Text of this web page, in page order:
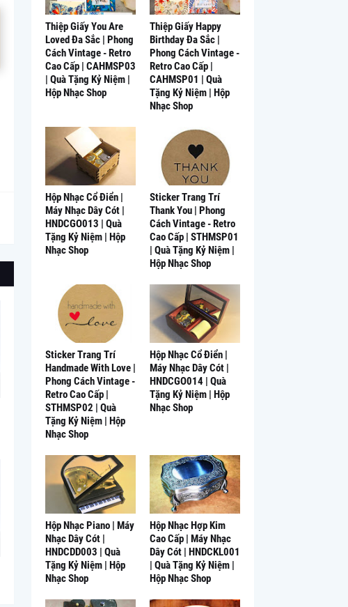
Thiệp Giấy You Are
Loved Đa Sắc | Phong
Cách Vintage - Retro
Cao Cấp | CAHMSP03
| Quà Tặng Kỷ Niệm |
Hộp Nhạc Shop
Thiệp Giấy Happy
Birthday Đa Sắc |
Phong Cách Vintage -
Retro Cao Cấp |
CAHMSP01 | Quà
Tặng Kỷ Niệm | Hộp
Nhạc Shop
Hộp Nhạc Cổ Điển |
Máy Nhạc Dây Cót |
HNDCGO013 | Quà
Tặng Kỷ Niệm | Hộp
Nhạc Shop
Sticker Trang Trí
Thank You | Phong
Cách Vintage - Retro
Cao Cấp | STHMSP01
| Quà Tặng Kỷ Niệm |
Hộp Nhạc Shop
Sticker Trang Trí
Handmade With Love |
Phong Cách Vintage -
Retro Cao Cấp |
STHMSP02 | Quà
Tặng Kỷ Niệm | Hộp
Nhạc Shop
Hộp Nhạc Cổ Điển |
Máy Nhạc Dây Cót |
HNDCGO014 | Quà
Tặng Kỷ Niệm | Hộp
Nhạc Shop
Hộp Nhạc Piano | Máy
Nhạc Dây Cót |
HNDCDD003 | Quà
Tặng Kỷ Niệm | Hộp
Nhạc Shop
Hộp Nhạc Hợp Kim
Cao Cấp | Máy Nhạc
Dây Cót | HNDCKL001
| Quà Tặng Kỷ Niệm |
Hộp Nhạc Shop